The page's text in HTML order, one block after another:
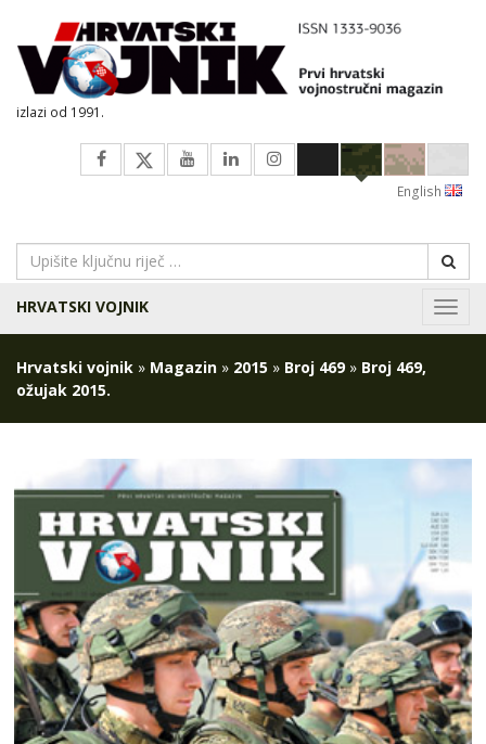
izlazi od 1991.
English
HRVATSKI VOJNIK
Hrvatski vojnik » Magazin » 2015 » Broj 469» Broj 469,
ožujak 2015.